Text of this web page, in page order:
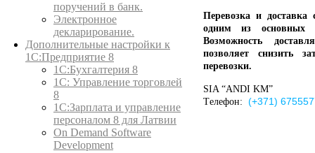
поручений в банк.
Электронное
декларирование.
Дополнительные настройки к
1С:Предприятие 8
1С:Бухгалтерия 8
1C: Управление торговлей
8
1С:Зарплата и управление
персоналом 8 для Латвии
On Demand Software
Development
Перевозка и доставка
одним из основных
Возможность
позволяет снизить
перевозки.
SIA “ANDI KM”
Tелефон: (+371)